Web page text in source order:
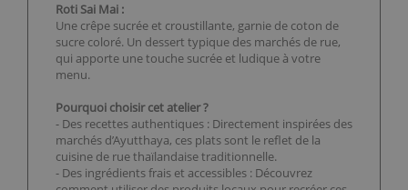
Roti Sai Mai :
Une crêpe sucrée et croustillante, garnie de coton de
sucre coloré. Un dessert typique des marchés de rue,
qui apporte une touche sucrée et ludique à votre
menu.
Pourquoi choisir cet atelier ?
- Des recettes authentiques : Directement inspirées des
marchés d’Ayutthaya, ces plats sont le reflet de la
cuisine de rue thaïlandaise traditionnelle.
- Des ingrédients frais et accessibles : Découvrez